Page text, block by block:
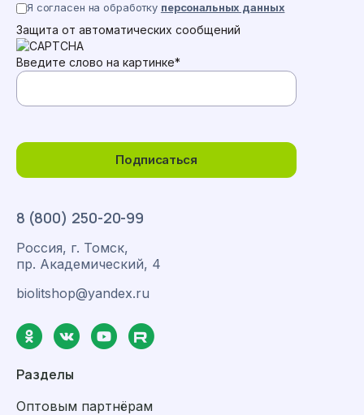
8 (800) 250-20-99
Россия, г. Томск,
пр. Академический, 4
biolitshop@yandex.ru
Разделы
Оптовым партнёрам
Подписаться
Я согласен на обработку персональных данных
Защита от автоматических сообщений
Введите слово на картинке*